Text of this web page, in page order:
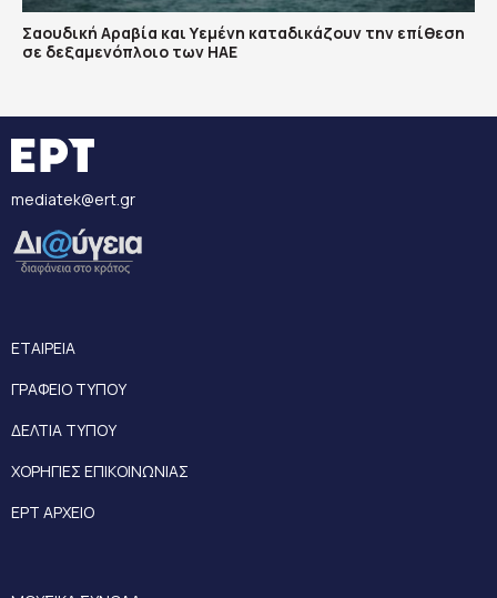
Σαουδική Αραβία και Υεμένη καταδικάζουν την επίθεση
σε δεξαμενόπλοιο των ΗΑΕ
mediatek@ert.gr
ΕΤΑΙΡΕΙΑ
ΓΡΑΦΕΙΟ ΤΥΠΟΥ
ΔΕΛΤΙΑ ΤΥΠΟΥ
ΧΟΡΗΓΙΕΣ ΕΠΙΚΟΙΝΩΝΙΑΣ
ΕΡΤ ΑΡΧΕΙΟ